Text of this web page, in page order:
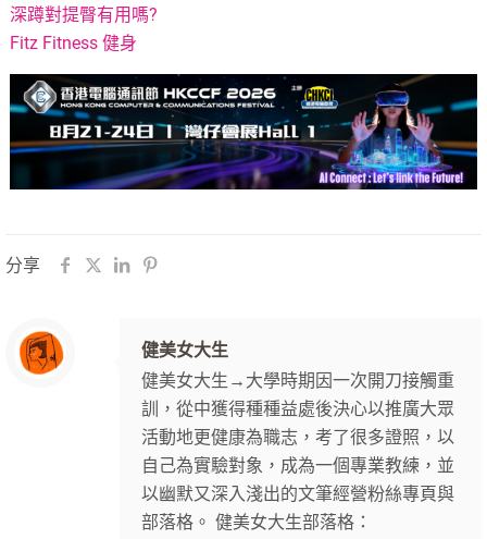
深蹲對提臀有用嗎?
Fitz Fitness 健身
分享
健美女大生
健美女大生→大學時期因一次開刀接觸重
訓，從中獲得種種益處後決心以推廣大眾
活動地更健康為職志，考了很多證照，以
自己為實驗對象，成為一個專業教練，並
以幽默又深入淺出的文筆經營粉絲專頁與
部落格。 健美女大生部落格：